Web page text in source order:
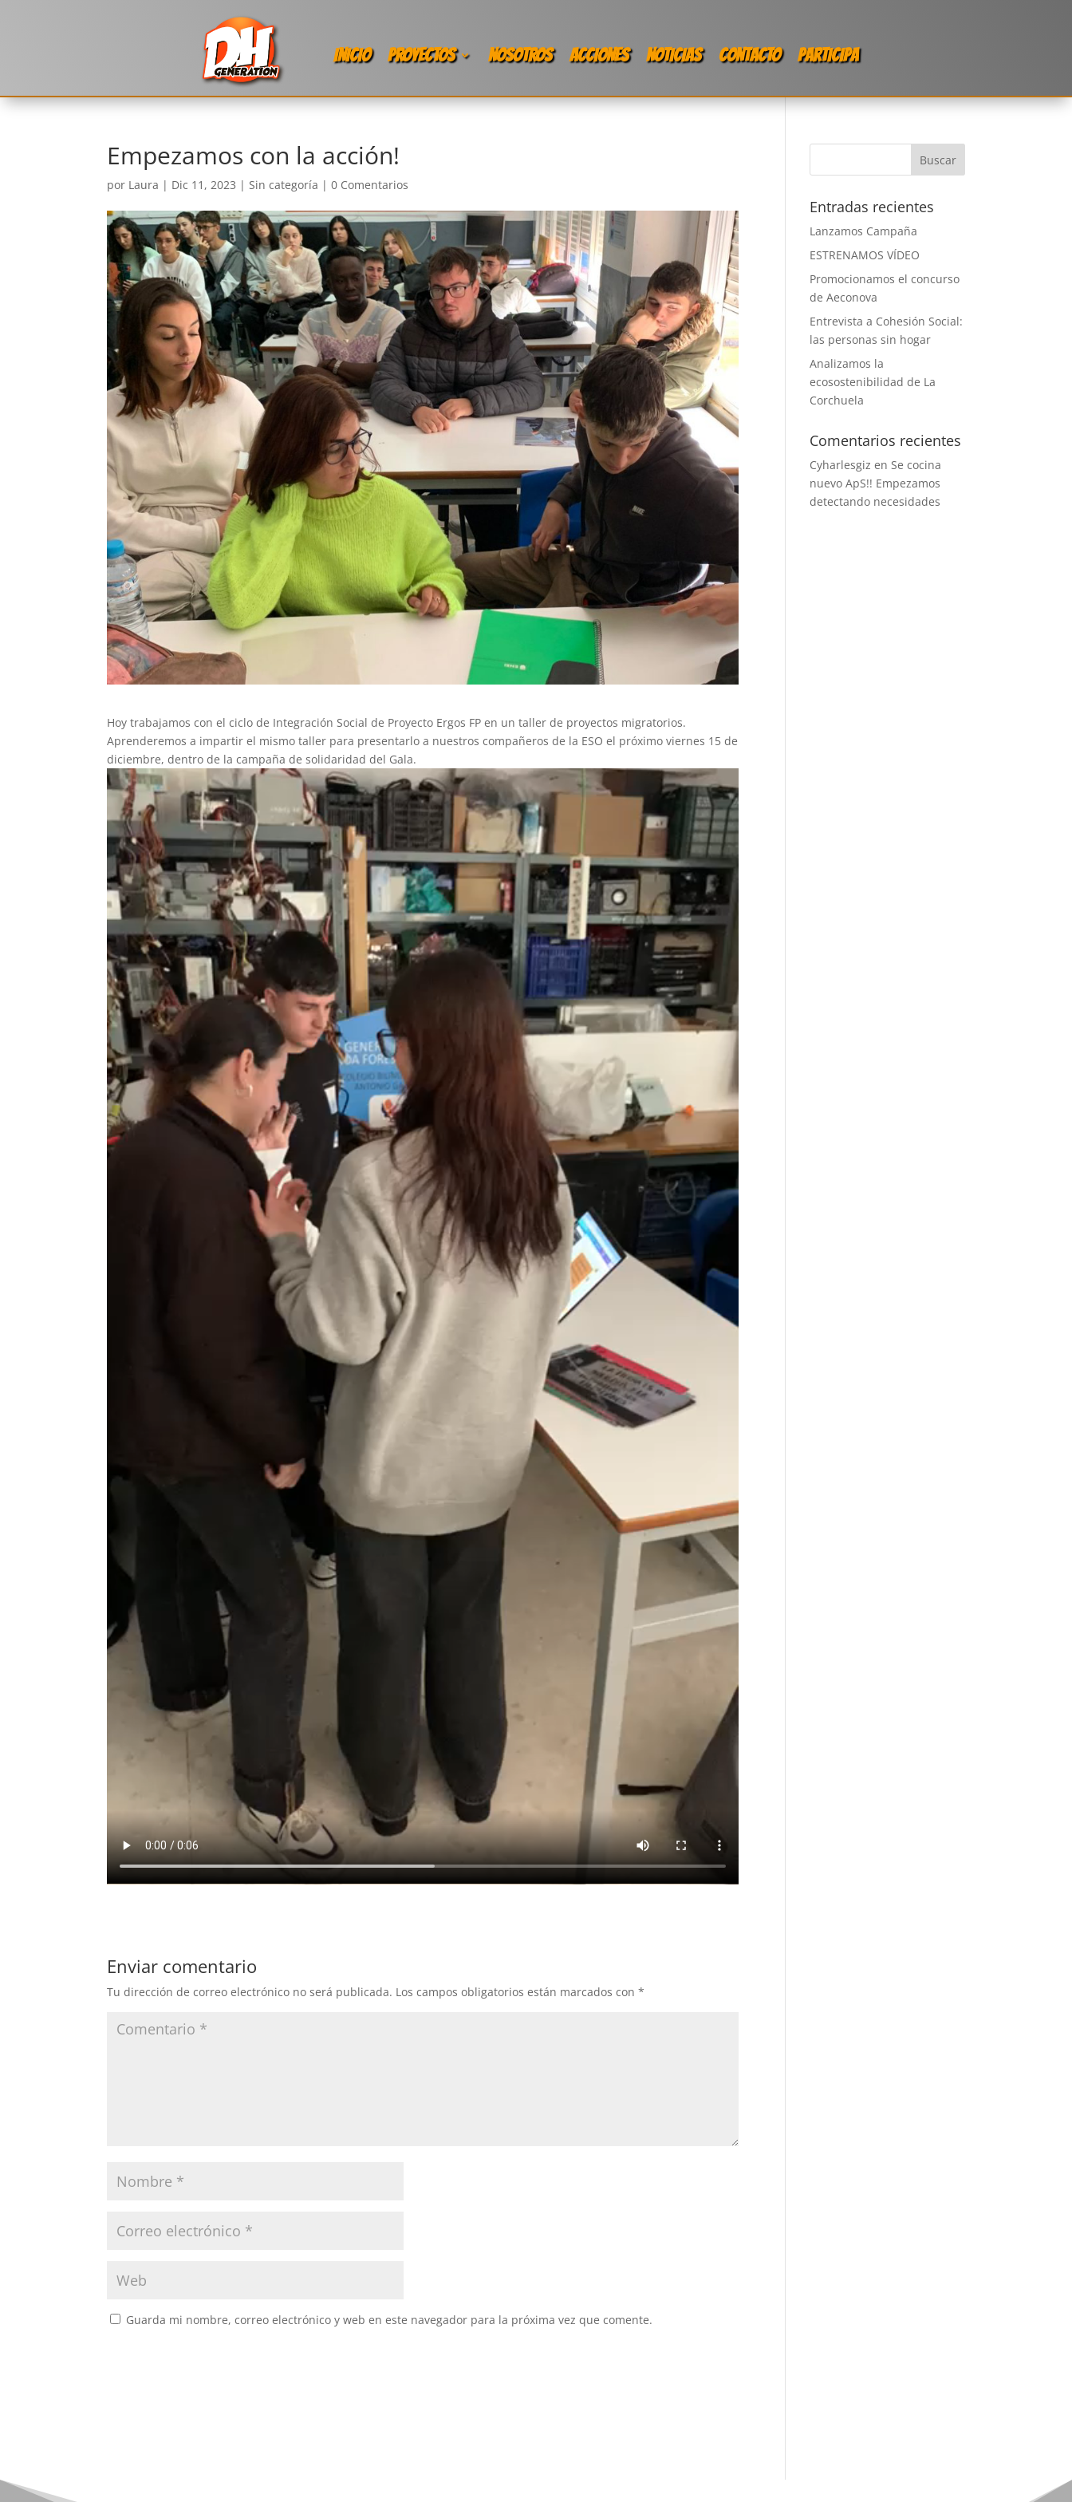
INICIO PROYECTOS NOSOTROS ACCIONES NOTICIAS CONTACTO PARTICIPA
Empezamos con la acción!
por Laura | Dic 11, 2023 |Sin categoría |0 Comentarios
Hoy trabajamos con el ciclo de Integración Social de Proyecto Ergos FP en un taller de proyectos migratorios.
Aprenderemos a impartir el mismo taller para presentarlo a nuestros compañeros de la ESO el próximo viernes 15 de
diciembre, dentro de la campaña de solidaridad del Gala.
Enviar comentario
Tu dirección de correo electrónico no será publicada. Los campos obligatorios están marcados con*
Guarda mi nombre, correo electrónico y web en este navegador para la próxima vez que comente.
Entradas recientes
Lanzamos Campaña
ESTRENAMOS VÍDEO
Promocionamos el concurso
de Aeconova
Entrevista a Cohesión Social:
las personas sin hogar
Analizamos la
ecosostenibilidad de La
Corchuela
Comentarios recientes
Cyharlesgiz enSe cocina
nuevo ApS!! Empezamos
detectando necesidades